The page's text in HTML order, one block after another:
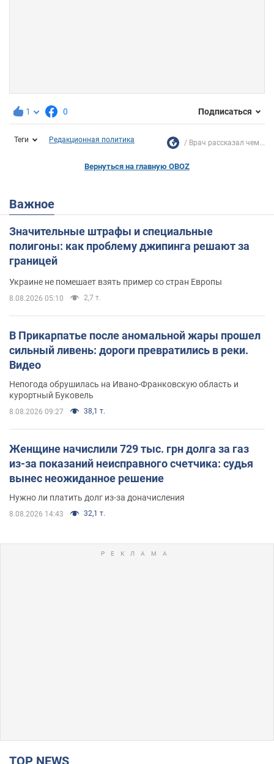
1 0 Подписаться
Теги Редакционная политика Врач рассказал чем...
Вернуться на главную OBOZ
Важное
Значительные штрафы и специальные
полигоны: как проблему джипинга решают за
границей
Украине не помешает взять пример со стран Европы
8.08.2026 05:10 2,7 т.
В Прикарпатье после аномальной жары прошел
сильный ливень: дороги превратились в реки.
Видео
Непогода обрушилась на Ивано-Франковскую область и
курортный Буковель
8.08.2026 09:27 38,1 т.
Женщине начислили 729 тыс. грн долга за газ
из-за показаний неисправного счетчика: судья
вынес неожиданное решение
Нужно ли платить долг из-за доначисления
8.08.2026 14:43 32,1 т.
TOP NEWS